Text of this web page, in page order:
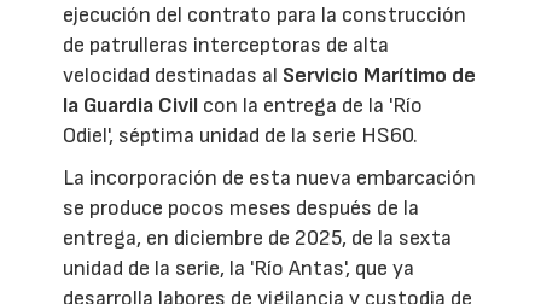
ejecución del contrato para la construcción
de patrulleras interceptoras de alta
velocidad destinadas al Servicio Marítimo de
la Guardia Civil con la entrega de la 'Río
Odiel', séptima unidad de la serie HS60.
La incorporación de esta nueva embarcación
se produce pocos meses después de la
entrega, en diciembre de 2025, de la sexta
unidad de la serie, la 'Río Antas', que ya
desarrolla labores de vigilancia y custodia de